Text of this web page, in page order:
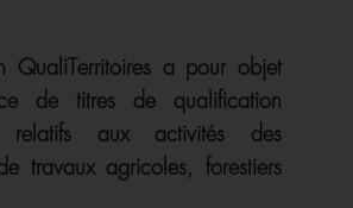
QualiTerritoires a pour objet
de titres de qualification
relatifs aux activités des
travaux agricoles, forestiers